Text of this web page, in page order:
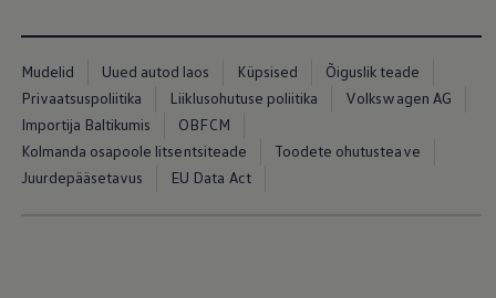
Mudelid Uued autod laos Küpsised
Õiguslik teade
Privaatsuspoliitika
Liiklusohutuse poliitika
Volkswagen AG
Importija Baltikumis
OBFCM
Kolmanda osapoole litsentsiteade
Toodete ohutusteave
Juurdepääsetavus
EU Data Act